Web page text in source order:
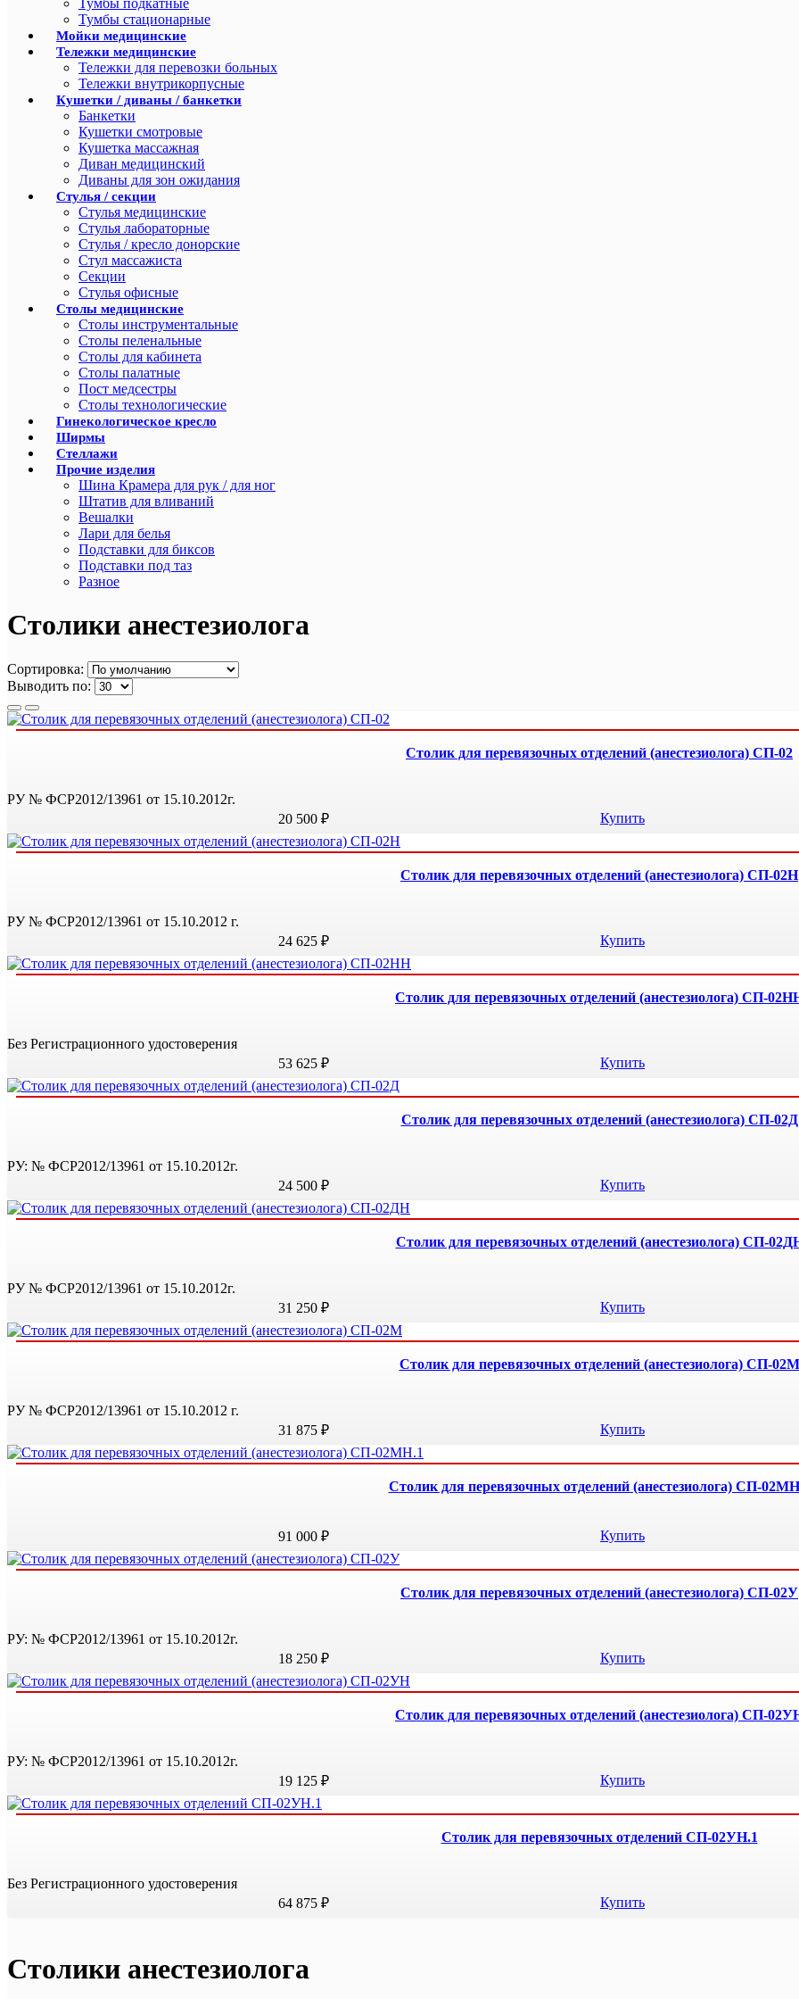
Тумбы подкатные
Тумбы стационарные
Мойки медицинские
Тележки медицинские
Тележки для перевозки больных
Тележки внутрикорпусные
Кушетки / диваны / банкетки
Банкетки
Кушетки смотровые
Кушетка массажная
Диван медицинский
Диваны для зон ожидания
Стулья / секции
Стулья медицинские
Стулья лабораторные
Стулья / кресло донорские
Стул массажиста
Секции
Стулья офисные
Столы медицинские
Столы инструментальные
Столы пеленальные
Столы для кабинета
Столы палатные
Пост медсестры
Столы технологические
Гинекологическое кресло
Ширмы
Стеллажи
Прочие изделия
Шина Крамера для рук / для ног
Штатив для вливаний
Вешалки
Лари для белья
Подставки для биксов
Подставки под таз
Разное
Столики анестезиолога
Сортировка:
Выводить по:
Столик для перевязочных отделений (анестезиолога) СП-02
РУ № ФСР2012/13961 от 15.10.2012г.
20 500 ₽
Купить
Столик для перевязочных отделений (анестезиолога) СП-02Н
РУ № ФСР2012/13961 от 15.10.2012 г.
24 625 ₽
Купить
Столик для перевязочных отделений (анестезиолога) СП-
Без Регистрационного удостоверения
53 625 ₽
Купить
Столик для перевязочных отделений (анестезиолога) СП-02Д
РУ: № ФСР2012/13961 от 15.10.2012г.
24 500 ₽
Купить
Столик для перевязочных отделений (анестезиолога) СП-
РУ № ФСР2012/13961 от 15.10.2012г.
31 250 ₽
Купить
Столик для перевязочных отделений (анестезиолога) СП-02М
РУ № ФСР2012/13961 от 15.10.2012 г.
31 875 ₽
Купить
Столик для перевязочных отделений (анестезиолога) СП-
91 000 ₽ Купить
Столик для перевязочных отделений (анестезиолога) СП-02У
РУ: № ФСР2012/13961 от 15.10.2012г.
18 250 ₽
Купить
Столик для перевязочных отделений (анестезиолога) СП-
РУ: № ФСР2012/13961 от 15.10.2012г.
19 125 ₽
Купить
Столик для перевязочных отделений СП-02УН.1
Без Регистрационного удостоверения
64 875 ₽
Купить
Столики анестезиолога